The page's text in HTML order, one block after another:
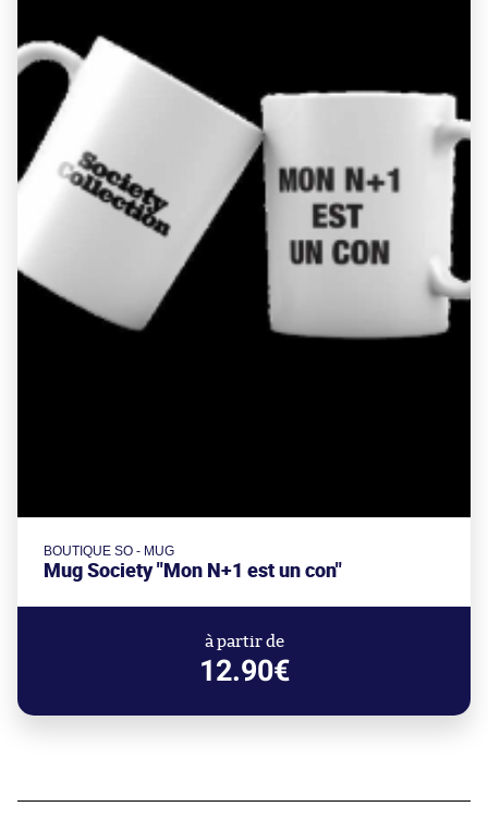
BOUTIQUE SO - MUG
Mug Society "Mon N+1 est un con"
à partir de
12.90€